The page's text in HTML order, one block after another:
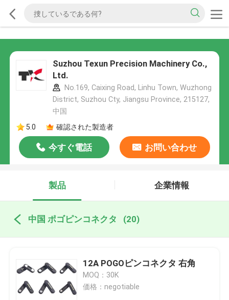
Suzhou Texun Precision Machinery Co.,
Ltd.
No.169, Caixing Road, Linhu Town, Wuzhong
District, Suzhou Cty, Jiangsu Province, 215127,
中国
5.0
確認された製造者
今すぐ電話 お問い合わせ
製品 企業情報
中国 ポゴピンコネクタ (20)
12A POGOピンコネクタ 右角
MOQ：30K
価格：negotiable